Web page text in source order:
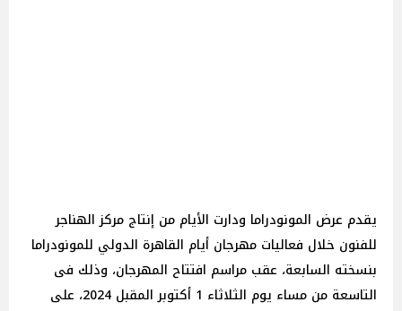
يقدم عرض المونودراما ودارت الأيام من إنتاج مركز الهناجر
للفنون خلال فعاليات مهرجان أيام القاهرة الدولي للمونودراما
بنسخته السابعة، عقب مراسم افتتاح المهرجان، وذلك فى
التاسعة من مساء يوم الثلاثاء 1 أكتوبر المقبل 2024، على